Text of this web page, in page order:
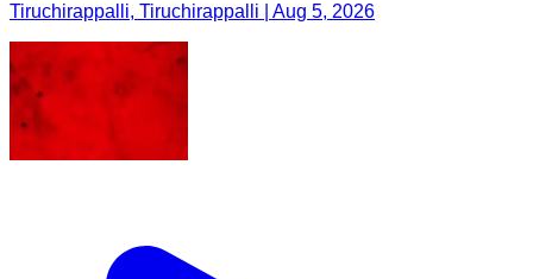
Tiruchirappalli, Tiruchirappalli | Aug 5, 2026